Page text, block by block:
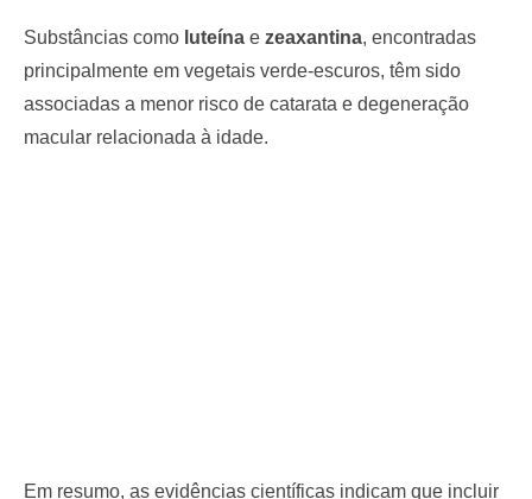
Substâncias como luteína e zeaxantina, encontradas
principalmente em vegetais verde-escuros, têm sido
associadas a menor risco de catarata e degeneração
macular relacionada à idade.
Em resumo, as evidências científicas indicam que incluir